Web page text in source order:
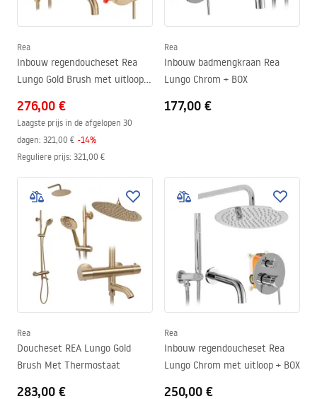
Rea
Inbouw regendoucheset Rea
Lungo Gold Brush met uitloop +
276,00 €
Laagste prijs in de afgelopen 30
dagen: 321,00 € -14%
Reguliere prijs: 321,00 €
Rea
Inbouw badmengkraan Rea
Lungo Chrom + BOX
177,00 €
Rea
Doucheset REA Lungo Gold
Brush Met Thermostaat
283,00 €
Rea
Inbouw regendoucheset Rea
Lungo Chrom met uitloop + BOX
250,00 €